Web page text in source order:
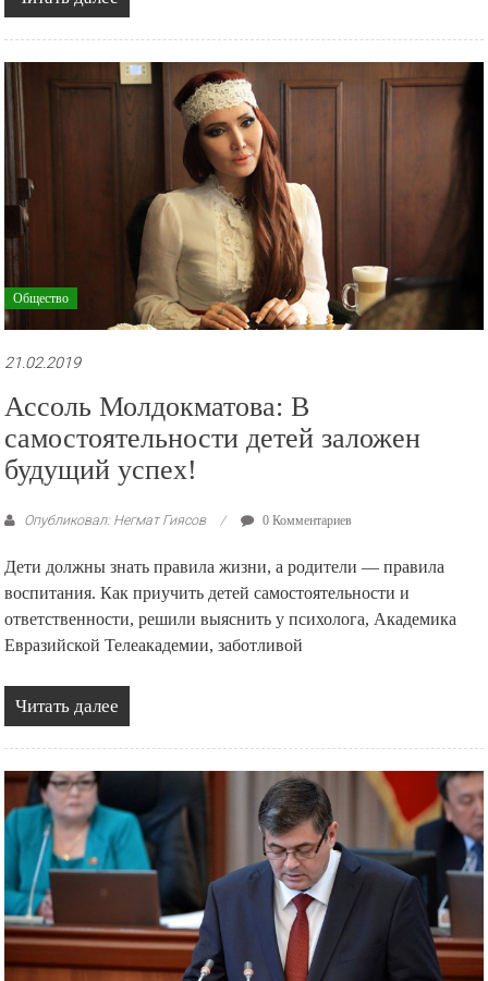
Общество
21.02.2019
Ассоль Молдокматова: В
самостоятельности детей заложен
будущий успех!
Опубликовал: Негмат Гиясов 0 Комментариев
Дети должны знать правила жизни, а родители — правила
воспитания. Как приучить детей самостоятельности и
ответственности, решили выяснить у психолога, Академика
Евразийской Телеакадемии, заботливой
Читать далее